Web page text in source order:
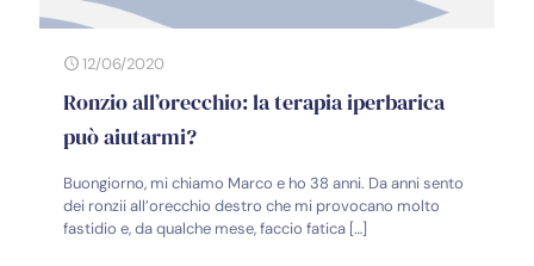
12/06/2020
Ronzio all’orecchio: la terapia iperbarica
può aiutarmi?
Buongiorno, mi chiamo Marco e ho 38 anni. Da anni sento
dei ronzii all’orecchio destro che mi provocano molto
fastidio e, da qualche mese, faccio fatica […]